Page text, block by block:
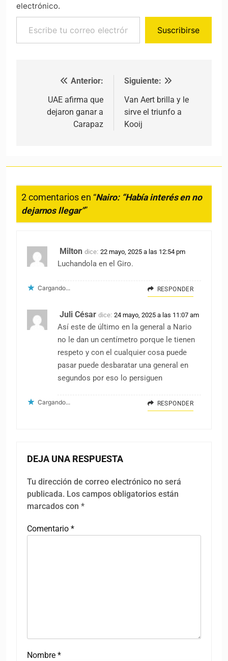
electrónico.
Escribe tu correo electrónico…
Suscribirse
Navegación de entradas
Anterior:
UAE afirma que
dejaron ganar a
Carapaz
Siguiente:
Van Aert brilla y le
sirve el triunfo a
Kooij
2 comentarios en “Nairo: “Había interés en no
dejarnos llegar””
Milton dice: 22 mayo, 2025 a las 12:54 pm
Luchandola en el Giro.
Cargando... RESPONDER
Juli César dice: 24 mayo, 2025 a las 11:07 am
Así este de último en la general a Nario
no le dan un centímetro porque le tienen
respeto y con el cualquier cosa puede
pasar puede desbaratar una general en
segundos por eso lo persiguen
Cargando... RESPONDER
DEJA UNA RESPUESTA
Tu dirección de correo electrónico no será
publicada. Los campos obligatorios están
marcados con *
Comentario *
Nombre *